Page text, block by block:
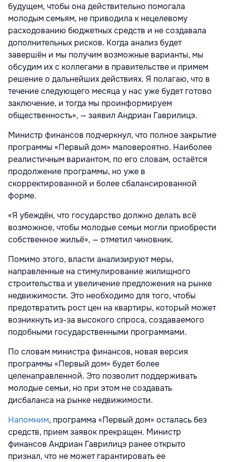
будущем, чтобы она действительно помогала
молодым семьям, не приводила к нецелевому
расходованию бюджетных средств и не создавала
дополнительных рисков. Когда анализ будет
завершён и мы получим возможные варианты, мы
обсудим их с коллегами в правительстве и примем
решение о дальнейших действиях. Я полагаю, что в
течение следующего месяца у нас уже будет готово
заключение, и тогда мы проинформируем
общественность», — заявил Андриан Гаврилицэ.
Министр финансов подчеркнул, что полное закрытие
программы «Первый дом» маловероятно. Наиболее
реалистичным вариантом, по его словам, остаётся
продолжение программы, но уже в
скорректированной и более сбалансированной
форме.
«Я убеждён, что государство должно делать всё
возможное, чтобы молодые семьи могли приобрести
собственное жильё», — отметил чиновник.
Помимо этого, власти анализируют меры,
направленные на стимулирование жилищного
строительства и увеличение предложения на рынке
недвижимости. Это необходимо для того, чтобы
предотвратить рост цен на квартиры, который может
возникнуть из-за высокого спроса, создаваемого
подобными государственными программами.
По словам министра финансов, новая версия
программы «Первый дом» будет более
целенаправленной. Это позволит поддерживать
молодые семьи, но при этом не создавать
дисбаланса на рынке недвижимости.
Напомним, программа «Первый дом» осталась без
средств, прием заявок прекращен. Министр
финансов Андриан Гаврилицэ ранее открыто
признал, что не может гарантировать ее